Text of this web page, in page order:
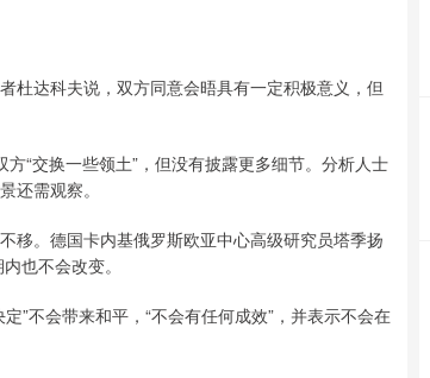
达科夫说，双方同意会晤具有一定积极意义，但
“交换一些领土”，但没有披露更多细节。分析人士
还需观察。
。德国卡内基俄罗斯欧亚中心高级研究员塔季扬
也不会改变。
不会带来和平，“不会有任何成效”，并表示不会在